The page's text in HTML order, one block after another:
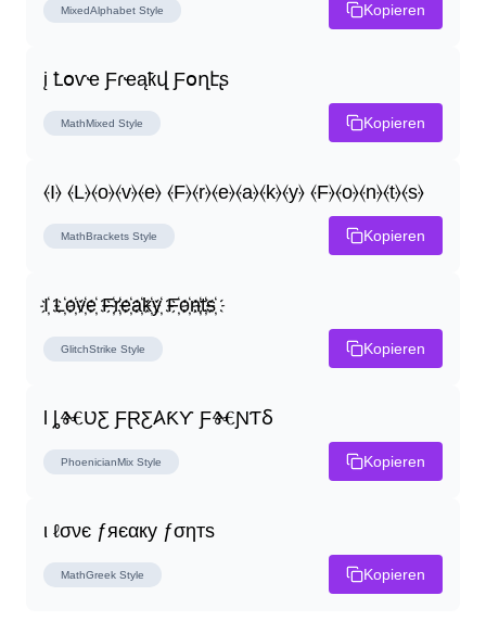
MixedAlphabet Style Kopieren
į Ꝉօѵҽ Ƒɾҽąҟվ Ƒօղէʂ
MathMixed Style Kopieren
⦑I⦒ ⦑L⦒⦑o⦒⦑v⦒⦑e⦒ ⦑F⦒⦑r⦒⦑e⦒⦑a⦒⦑k⦒⦑y⦒ ⦑F⦒⦑o⦒⦑n⦒⦑t⦒⦑s⦒
MathBrackets Style Kopieren
I҉ L҉o҉v҉e҉ F҉r҉e҉a҉k҉y҉ F҉o҉n҉t҉s҉
GlitchStrike Style Kopieren
Ɩ ȴⰩƲƸ ƑⱤƸ𐤠ƘƳ ƑⰩƝƬⳜ
PhoenicianMix Style Kopieren
ι ℓσνє ƒяєαку ƒσηтѕ
MathGreek Style Kopieren